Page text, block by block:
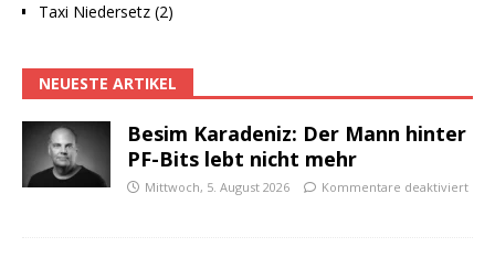
Taxi Niedersetz (2)
NEUESTE ARTIKEL
Besim Karadeniz: Der Mann hinter
PF-Bits lebt nicht mehr
Mittwoch, 5. August 2026 Kommentare deaktiviert